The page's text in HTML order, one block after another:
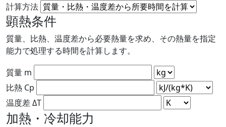
計算方法
顕熱条件
質量、比熱、温度差から必要熱量を求め、その熱量を指定
能力で処理する時間を計算します。
質量 m
比熱 Cp
温度差 ΔT
加熱・冷却能力